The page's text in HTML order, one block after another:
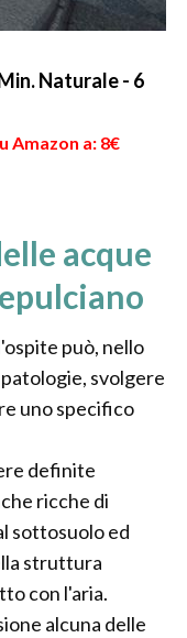
Naturale - 6
Amazon a: 8€
acque
può, nello
svolgere
uno specifico
definite
ricche di
sottosuolo ed
struttura
con l'aria.
alcuna delle